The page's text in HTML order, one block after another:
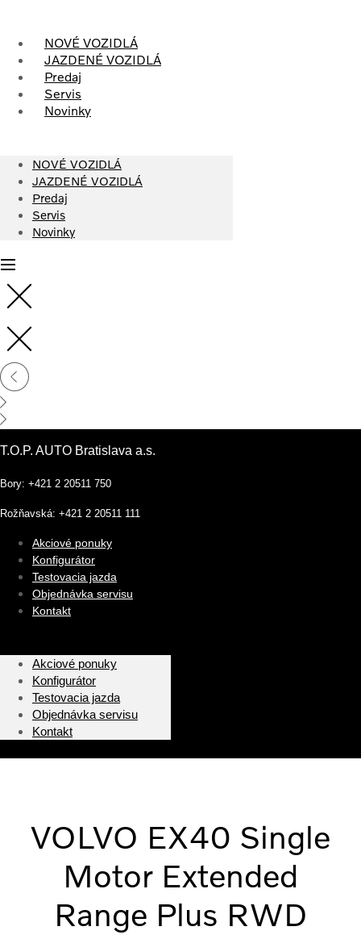
contentNOVÉ VOZIDLÁ
JAZDENÉ VOZIDLÁ
Predaj
Servis
Novinky
NOVÉ VOZIDLÁ
JAZDENÉ VOZIDLÁ
Predaj
Servis
Novinky
T.O.P. AUTO Bratislava a.s.
Bory: +421 2 20511 750
Rožňavská: +421 2 20511 111
Akciové ponuky
Konfigurátor
Testovacia jazda
Objednávka servisu
Kontakt
Akciové ponuky
Konfigurátor
Testovacia jazda
Objednávka servisu
Kontakt
VOLVO EX40 Single
Motor Extended
Range Plus RWD